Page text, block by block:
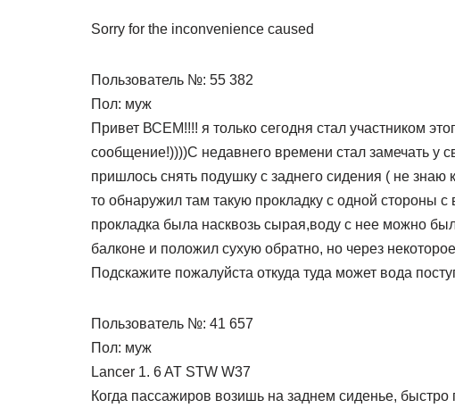
Sorry for the inconvenience caused
Пользователь №: 55 382
Пол: муж
Привет ВСЕМ!!!! я только сегодня стал участником
сообщение!))))С недавнего времени стал замечать у
пришлось снять подушку с заднего сидения ( не знаю
то обнаружил там такую прокладку с одной стороны
прокладка была насквозь сырая,воду с нее можно
балконе и положил сухую обратно, но через
Подскажите пожалуйста откуда туда может вода
Пользователь №: 41 657
Пол: муж
Lancer 1. 6 AT STW W37
Когда пассажиров возишь на заднем сиденье,